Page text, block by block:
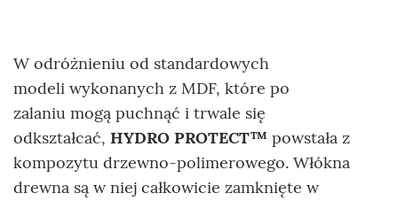
W odróżnieniu od standardowych
modeli wykonanych z MDF, które po
zalaniu mogą puchnąć i trwale się
odkształcać, HYDRO PROTECT™ powstała z
kompozytu drzewno-polimerowego. Włókna
drewna są w niej całkowicie zamknięte w